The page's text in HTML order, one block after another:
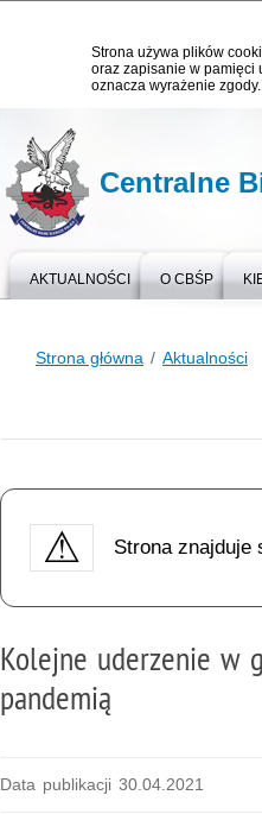
Strona używa plików
oraz zapisanie w pamięci
oznacza wyrażenie zgody.
Centralne
AKTUALNOŚCI O CBŚP
Strona główna Aktualności
Strona znajduje
Kolejne uderzenie w
pandemią
Data publikacji 30.04.2021